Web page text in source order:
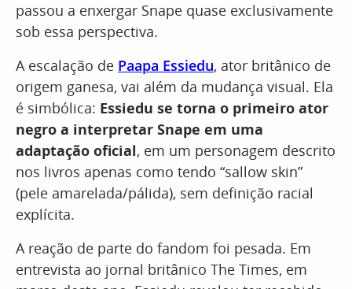
passou a enxergar Snape quase exclusivamente
sob essa perspectiva.
A escalação de Paapa Essiedu, ator britânico de
origem ganesa, vai além da mudança visual. Ela
é simbólica: Essiedu se torna o primeiro ator
negro a interpretar Snape em uma
adaptação oficial, em um personagem descrito
nos livros apenas como tendo “sallow skin”
(pele amarelada/pálida), sem definição racial
explícita.
A reação de parte do fandom foi pesada. Em
entrevista ao jornal britânico The Times, em